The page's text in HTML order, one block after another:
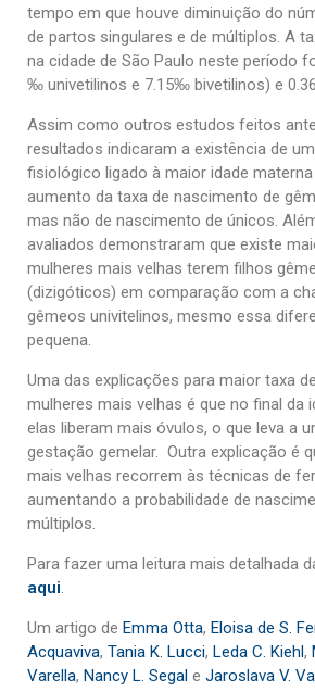
Gênero
Alfabetização
Transtorno do Espectro Autista
Contato
Quem somos
Sobre o Portal
tempo em que houve diminuição do
de partos singulares e de múltiplos. A
na cidade de São Paulo neste período
‰ univetilinos e 7.15‰ bivetilinos) e
Assim como outros estudos feitos
resultados indicaram a existência de
fisiológico ligado à maior idade
aumento da taxa de nascimento de
mas não de nascimento de únicos.
avaliados demonstraram que existe
mulheres mais velhas terem filhos
(dizigóticos) em comparação com a
gêmeos univitelinos, mesmo essa
pequena.
Uma das explicações para maior taxa
mulheres mais velhas é que no final da
elas liberam mais óvulos, o que leva a
gestação gemelar. Outra explicação é
mais velhas recorrem às técnicas de
aumentando a probabilidade de
múltiplos.
Para fazer uma leitura mais detalhada
aqui.
Um artigo de Emma Otta, Eloisa de S.
Acquaviva, Tania K. Lucci, Leda C. Kiehl,
Varella, Nancy L. Segal e Jaroslava V.